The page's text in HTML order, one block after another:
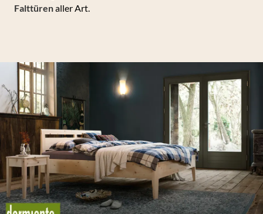
Falttürenaller Art.